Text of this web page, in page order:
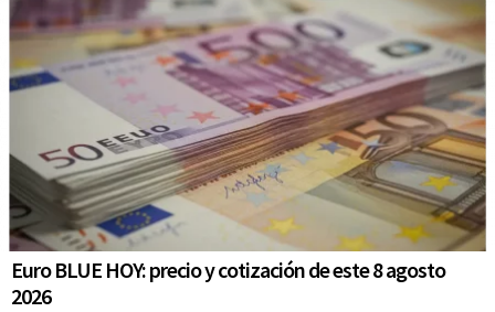
Euro BLUE HOY: precio y cotización de este 8 agosto
2026